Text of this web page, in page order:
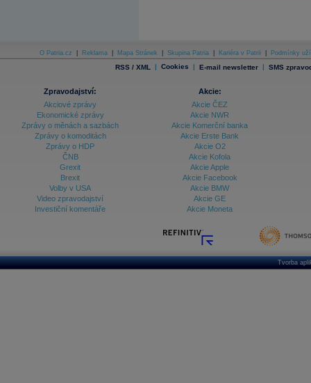
O Patria.cz Reklama Mapa Stránek Skupina Patria Kariéra v Patrii Podmínky
RSS / XML | Cookies | E-mail newsletter | SMS
Zpravodajství:
Akciové zprávy
Ekonomické zprávy
Zprávy o měnách a sazbách
Zprávy o komoditách
Zprávy o HDP
ČNB
Grexit
Brexit
Volby v USA
Video zpravodajství
Investiční komentáře
Akcie:
Akcie ČEZ
Akcie NWR
Akcie Komerční banka
Akcie Erste Bank
Akcie O2
Akcie Kofola
Akcie Apple
Akcie Facebook
Akcie BMW
Akcie GE
Akcie Moneta
Tvorba